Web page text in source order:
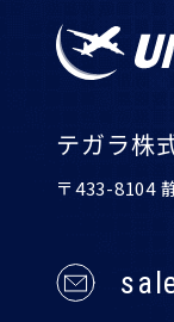
テガラ株
〒433-8104